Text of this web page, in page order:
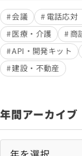
会議 電話応対
医療・介護
商
API・開発キット
建設・不動産
年間アーカイブ